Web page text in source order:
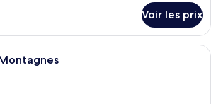
Voir les prix
Une chambre d’hôtel avec un grand